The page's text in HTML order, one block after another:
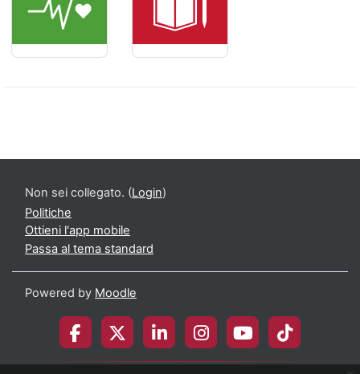
Non sei collegato. (Login)
Politiche
Ottieni l'app mobile
Passa al tema standard
Powered by Moodle